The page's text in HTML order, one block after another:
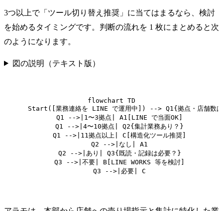
3つ以上で「ツール切り替え推奨」に当てはまるなら、検討
を始めるタイミングです。判断の流れを 1 枚にまとめると次
のようになります。
図の説明（テキスト版）
flowchart TD
Start([業務連絡を LINE で運用中]) --> Q1{拠点・店舗数
    Q1 -->|1〜3拠点| A1[LINE で当面OK]
    Q1 -->|4〜10拠点| Q2{集計業務あり？}
    Q1 -->|11拠点以上| C[構造化ツール推奨]
    Q2 -->|なし| A1
    Q2 -->|あり| Q3{既読・記録は必要？}
    Q3 -->|不要| B[LINE WORKS 等を検討]
    Q3 -->|必要| C